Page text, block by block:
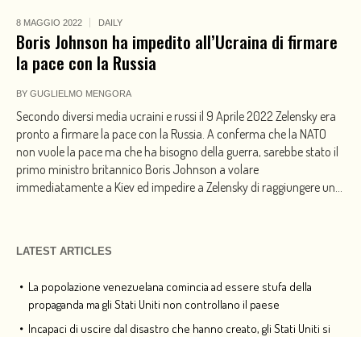
8 MAGGIO 2022 DAILY
Boris Johnson ha impedito all’Ucraina di firmare
la pace con la Russia
BY GUGLIELMO MENGORA
Secondo diversi media ucraini e russi il 9 Aprile 2022 Zelensky era
pronto a firmare la pace con la Russia. A conferma che la NATO
non vuole la pace ma che ha bisogno della guerra, sarebbe stato il
primo ministro britannico Boris Johnson a volare
immediatamente a Kiev ed impedire a Zelensky di raggiungere un...
LATEST ARTICLES
La popolazione venezuelana comincia ad essere stufa della
propaganda ma gli Stati Uniti non controllano il paese
Incapaci di uscire dal disastro che hanno creato, gli Stati Uniti si